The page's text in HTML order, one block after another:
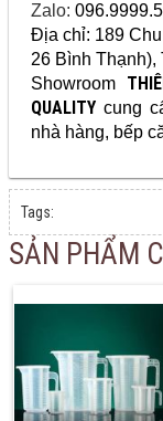
Zalo:
Địa chỉ: 189
26 Bình Thạnh),
Showroom
QUALITY cung
nhà hàng, bếp
Tags:
SẢN PHẨM